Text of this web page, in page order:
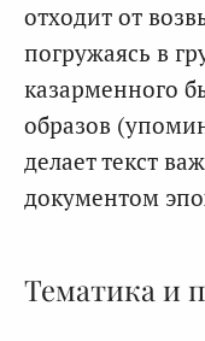
отходит от
погружаясь в
казарменного
образов
делает текст
документом
Тематика и